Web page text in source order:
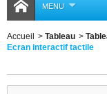
MENU
Accueil > Tableau >
Ecran interactif tactile